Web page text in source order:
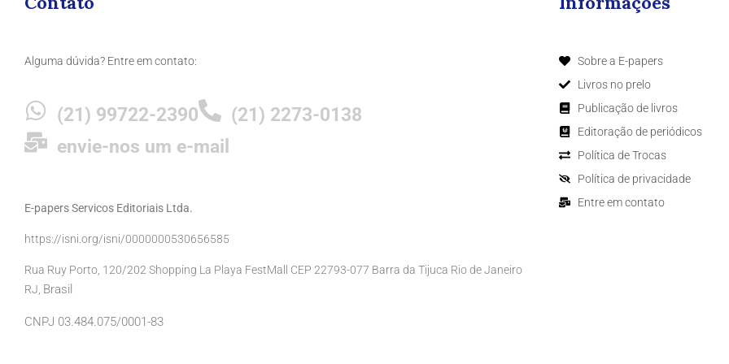
Alguma dúvida? Entre em contato:
(21) 99722-2390
(21) 2273-0138
envie-nos um e-mail
E-papers Servicos Editoriais Ltda.
https://isni.org/isni/0000000530656585
Rua Ruy Porto, 120/202 Shopping La Playa FestMall CEP 22793-077 Barra da Tijuca Rio de Janeiro
RJ, Brasil
CNPJ 03.484.075/0001-83
Sobre a E-papers
Livros no prelo
Publicação de livros
Editoração de periódicos
Política de Trocas
Política de privacidade
Entre em contato